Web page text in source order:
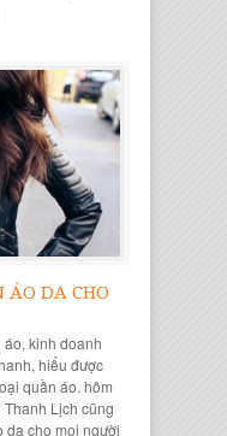
ÁO DA CHO
kinh doanh
hiểu được
quần áo. hôm
Lịch cũng
da cho mọi người